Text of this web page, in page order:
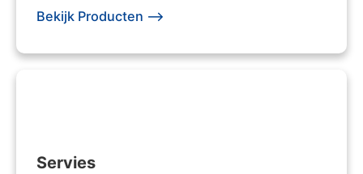
Bekijk Producten -->
Servies